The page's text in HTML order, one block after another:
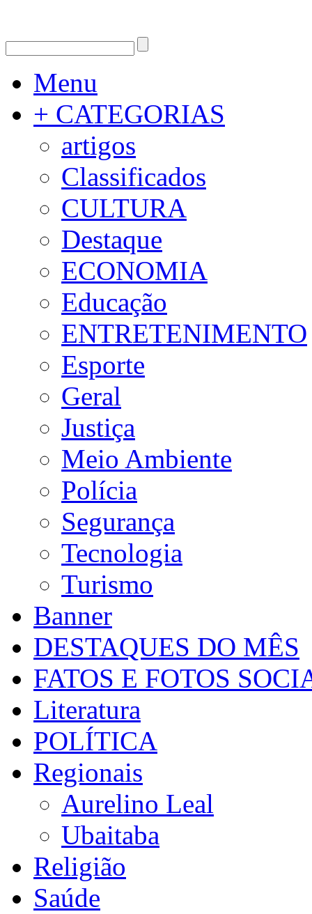
Menu
+ CATEGORIAS
artigos
Classificados
CULTURA
Destaque
ECONOMIA
Educação
ENTRETENIMENTO
Esporte
Geral
Justiça
Meio Ambiente
Polícia
Segurança
Tecnologia
Turismo
Banner
DESTAQUES DO MÊS
FATOS E FOTOS
Literatura
POLÍTICA
Regionais
Aurelino Leal
Ubaitaba
Religião
Saúde